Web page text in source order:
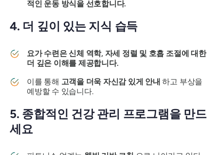
적인 운동 방식을 선호합니다.
4. 더 깊이 있는 지식 습득
요가 수련은 신체 역학, 자세 정렬 및 호흡 조절에 대한
더 깊은 이해를 제공합니다.
이를 통해 고객을 더욱 자신감 있게 안내 하고 부상을
예방할 수 있습니다.
5. 종합적인 건강 관리 프로그램을 만드
세요